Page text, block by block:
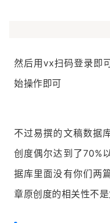
然后用vx扫码登录即
始操作即可
不过易撰的文稿数据
创度偶尔达到了70%
据库里面没有你们两
章原创度的相关性不是